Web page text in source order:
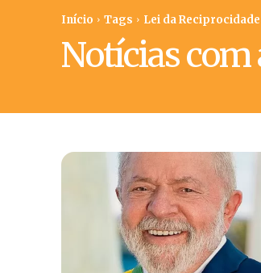
Início Tags Lei da
Notícias com